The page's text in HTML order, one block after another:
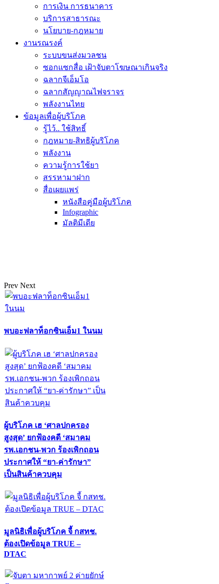
การเงิน การธนาคาร
บริการสาธารณะ
นโยบาย-กฎหมาย
งานรณรงค์
ระบบขนส่งมวลชน
ซอกแซกสื่อ เฝ้าจับตาโฆษณาเกินจริง
ฉลากจีเอ็มโอ
ฉลากสัญญาณไฟจราจร
พลังงานไทย
ข้อมูลเพื่อผู้บริโภค
รู้ไว้.. ใช้สิทธิ์
กฎหมาย-สิทธิผู้บริโภค
พลังงาน
ความรู้การใช้ยา
สรรหามาฝาก
สื่อเผยแพร่
หนังสือคู่มือผู้บริโภค
Infographic
มัลติมีเดีย
Prev Next
พบอะฟลาท็อกซินเอ็ม1 ในนม
ผู้บริโภค เฮ ‘ศาลปกครอง
สูงสุด’ ยกฟ้องคดี ‘สมาคม
รพ.เอกชน-พวก ร้องเพิกถอน
ประกาศให้ “ยา-ค่ารักษา”
เป็นสินค้าควบคุม
มูลนิธิเพื่อผู้บริโภค จี้ กสทช.
ต้องเปิดข้อมูล TRUE –
DTAC